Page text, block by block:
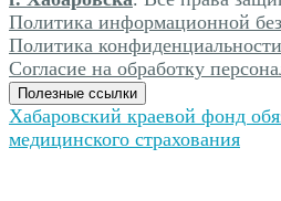
Политика информационной
Политика конфиденциальности
Согласие на обработку
Полезные ссылки
Хабаровский краевой фонд
медицинского страхования